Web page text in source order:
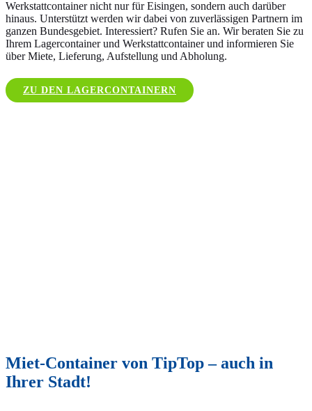
Werkstattcontainer nicht nur für Eisingen, sondern auch darüber
hinaus. Unterstützt werden wir dabei von zuverlässigen Partnern im
ganzen Bundesgebiet. Interessiert? Rufen Sie an. Wir beraten Sie zu
Ihrem Lagercontainer und Werkstattcontainer und informieren Sie
über Miete, Lieferung, Aufstellung und Abholung.
ZU DEN LAGERCONTAINERN
Miet-Container von TipTop – auch in
Ihrer Stadt!